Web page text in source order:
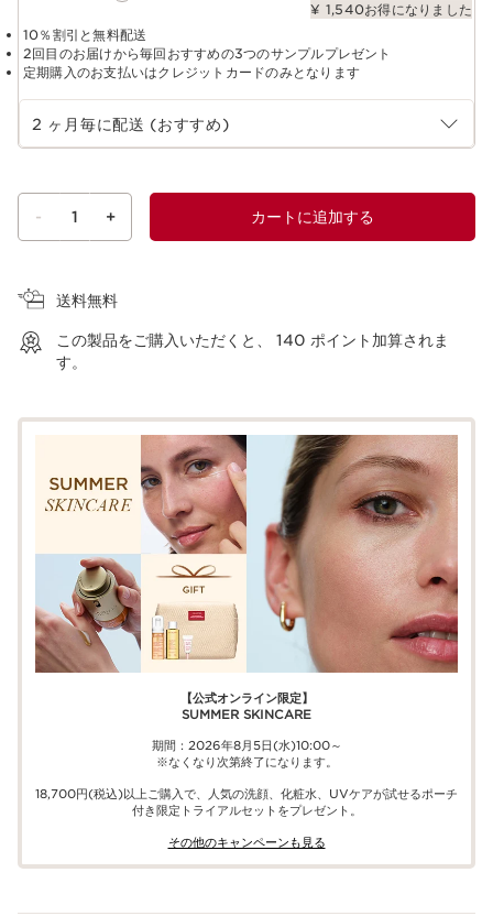
¥ 1,540お得になりました
10％割引と無料配送
2回目のお届けから毎回おすすめの3つのサンプルプレゼント
定期購入のお支払いはクレジットカードのみとなります
定期購入の期間を選択
2 ヶ月毎に配送 (おすすめ)
- 1 + カートに追加する
送料無料
この製品をご購入いただくと、 140 ポイント加算されま
す。
【公式オンライン限定】​​
SUMMER SKINCARE
期間：2026年8月5日(水)10:00～
※なくなり次第終了になります。
18,700円(税込)以上ご購入で、​人気の洗顔、化粧水、UVケアが試せる​ポーチ
付き限定トライアルセットをプレゼント。​
その他のキャンペーンも見る​